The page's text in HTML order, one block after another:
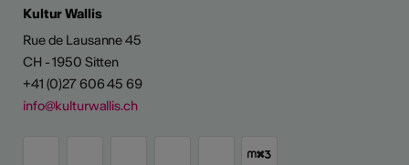
Kultur Wallis
Rue de Lausanne 45
CH - 1950 Sitten
+41 (0)27 606 45 69
info@kulturwallis.ch